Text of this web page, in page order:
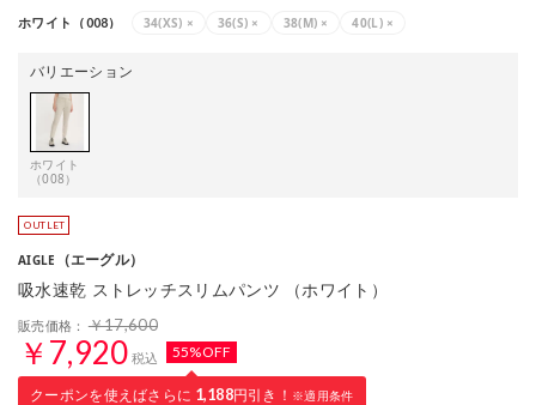
ホワイト（008） 34(XS) × 36(S) × 38(M) × 40(L) ×
バリエーション
ホワイト
（008）
AIGLE （エーグル）
吸水速乾 ストレッチスリムパンツ （ホワイト）
販売価格： ￥17,600
￥7,920 税込 55%OFF
クーポンを使えばさらに 1,188円引き！ ※適用条件